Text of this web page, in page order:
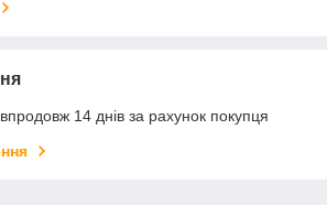
14 днів за рахунок покупця